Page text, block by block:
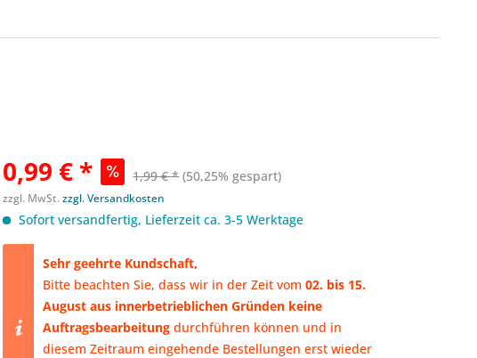
0,99 € * 1,99 € * (50,25% gespart)
zzgl. MwSt.zzgl. Versandkosten
Sofort versandfertig, Lieferzeit ca. 3-5 Werktage
​Sehr geehrte Kundschaft,
Bitte beachten Sie, dass wir in der Zeit vom02. bis 15.
August aus innerbetrieblichen Gründen keine
Auftragsbearbeitungdurchführen können und in
diesem Zeitraum eingehende Bestellungen erst wieder